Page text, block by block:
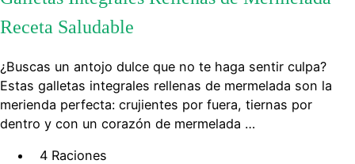
Receta Saludable
¿Buscas un antojo dulce que no te haga sentir culpa?
Estas galletas integrales rellenas de mermelada son la
merienda perfecta: crujientes por fuera, tiernas por
dentro y con un corazón de mermelada …
4 Raciones